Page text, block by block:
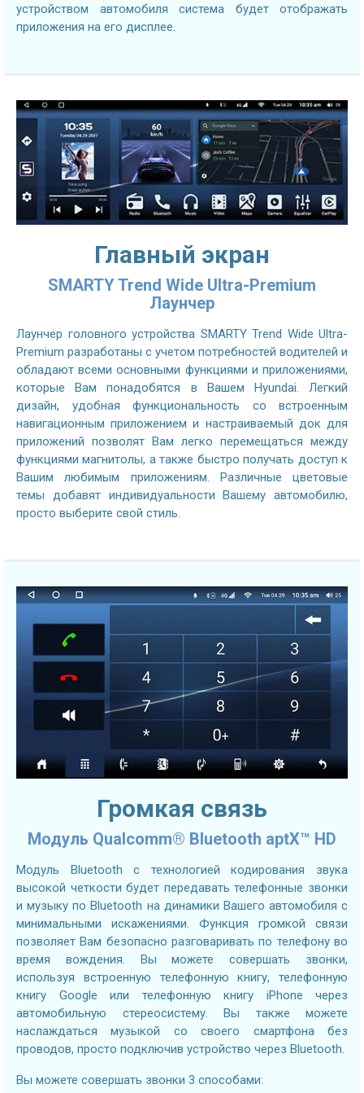
устройством автомобиля система будет отображать
приложения на его дисплее.
Главный экран
SMARTY Trend Wide Ultra-Premium
Лаунчер
Лаунчер головного устройства SMARTY Trend Wide Ultra-
Premium разработаны с учетом потребностей водителей и
обладают всеми основными функциями и приложениями,
которые Вам понадобятся в Вашем Hyundai. Легкий
дизайн, удобная функциональность со встроенным
навигационным приложением и настраиваемый док для
приложений позволят Вам легко перемещаться между
функциями магнитолы, а также быстро получать доступ к
Вашим любимым приложениям. Различные цветовые
темы добавят индивидуальности Вашему автомобилю,
просто выберите свой стиль.
Громкая связь
Модуль Qualcomm® Bluetooth aptX™ HD
Модуль Bluetooth с технологией кодирования звука
высокой четкости будет передавать телефонные звонки
и музыку по Bluetooth на динамики Вашего автомобиля с
минимальными искажениями. Функция громкой связи
позволяет Вам безопасно разговаривать по телефону во
время вождения. Вы можете совершать звонки,
используя встроенную телефонную книгу, телефонную
книгу Google или телефонную книгу iPhone через
автомобильную стереосистему. Вы также можете
наслаждаться музыкой со своего смартфона без
проводов, просто подключив устройство через Bluetooth.
Вы можете совершать звонки 3 способами: